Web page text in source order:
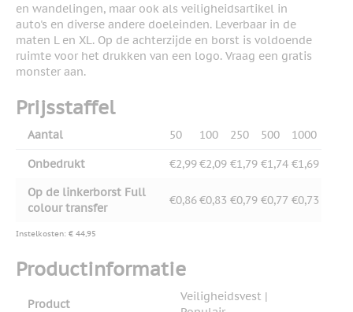
en wandelingen, maar ook als veiligheidsartikel in
auto's en diverse andere doeleinden. Leverbaar in de
maten L en XL. Op de achterzijde en borst is voldoende
ruimte voor het drukken van een logo. Vraag een gratis
monster aan.
Prijsstaffel
Aantal 50 100 250 500 1000
Onbedrukt €2,99€2,09 €1,79 €1,74 €1,69
Op de linkerborst Full
colour transfer
€0,86€0,83 €0,79 €0,77 €0,73
Instelkosten: € 44,95
Productinformatie
Product
Veiligheidsvest |